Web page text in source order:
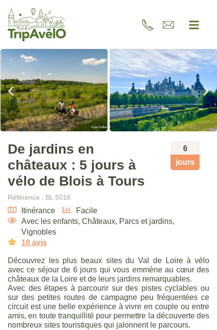
De jardins en
châteaux : 5 jours à
vélo de Blois à Tours
6
jours
Référence : BL 5016
Itinérance
Facile
Avec les enfants, Châteaux, Parcs et jardins,
Vignobles
10 avis
Découvrez les plus beaux sites du Val de Loire à vélo
avec ce séjour de 6 jours qui vous emmène au cœur des
châteaux de la Loire et de leurs jardins remarquables.
Avec des étapes à parcourir sur des pistes cyclables ou
sur des petites routes de campagne peu fréquentées ce
circuit est une belle expérience à vivre en couple ou entre
amis, en toute tranquillité pour permettre la découverte des
nombreux sites touristiques qui jalonnent le parcours.